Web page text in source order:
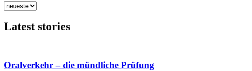
Latest stories
Oralverkehr – die mündliche Prüfung